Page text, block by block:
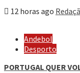
12 horas ago
Andebol
Desporto
PORTUGAL QUER